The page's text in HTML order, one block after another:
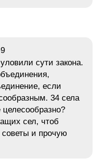
сути закона.
если
34 села
сел, чтоб
советы и прочую